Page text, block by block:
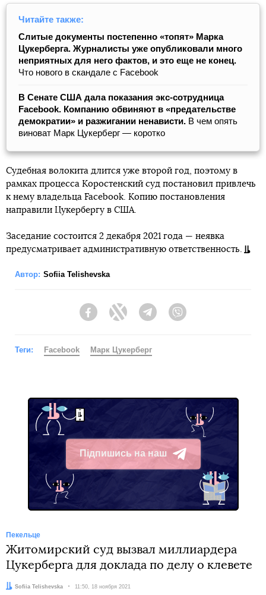
Читайте также:
Слитые документы постепенно «топят» Марка
Цукерберга. Журналисты уже опубликовали много
неприятных для него фактов, и это еще не конец.
Что нового в скандале с Facebook
В Сенате США дала показания экс-сотрудница
Facebook. Компанию обвиняют в «предательстве
демократии» и разжигании ненависти. В чем опять
виноват Марк Цукерберг — коротко
Судебная волокита длится уже второй год, поэтому в
рамках процесса Коростенский суд постановил привлечь
к нему владельца Facebook. Копию постановления
направили Цукербергу в США.
Заседание состоится 2 декабря 2021 года — неявка
предусматривает административную ответственность.
Автор: Sofiia Telishevska
FacebookTwitter Telegram
Теги: Facebook Марк Цукерберг
Підпишись на наш
Telegram
Пекельце
Житомирский суд вызвал миллиардера
Цукерберга для доклада по делу о клевете
Автор:
Sofiia Telishevska Дата:
11:50, 18 ноября 2021